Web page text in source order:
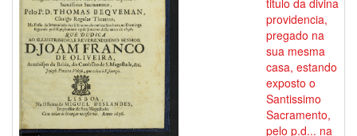
titulo da divina
providencia,
pregado na
sua mesma
casa, estando
exposto o
Santissimo
Sacramento,
pelo p.d... na